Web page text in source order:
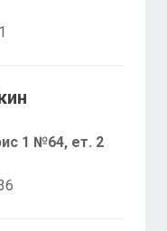
1 №64, ет. 2